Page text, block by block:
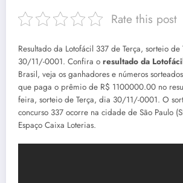
Rate this post
Resultado da Lotofácil 337 de Terça, sorteio de
30/11/-0001. Confira o resultado da
Brasil, veja os ganhadores e números
que paga o prêmio de R$ 1100000.00 no
feira, sorteio de Terça, dia 30/11/-0001. O
concurso 337 ocorre na cidade de São Paulo
Espaço Caixa Loterias.